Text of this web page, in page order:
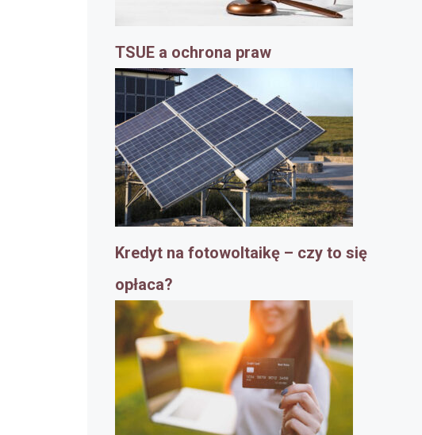
TSUE a ochrona praw
Kredyt na fotowoltaikę – czy to się
opłaca?